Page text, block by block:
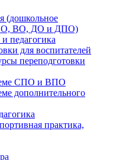
(дошкольное
ВО, ДО и ДПО)
педагогика
для воспитателей
переподготовки
СПО и ВПО
дополнительного
практика,